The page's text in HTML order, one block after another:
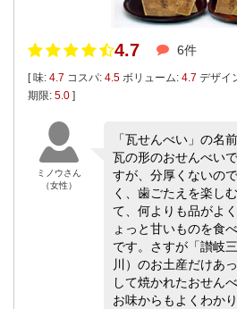
4.7 6件
[ 味: 4.7 コスパ: 4.5 ボリューム: 4.7 デザイ
期限: 5.0 ]
ミノウさん
（女性）
「瓦せんべい」の名
瓦の形のおせんべい
すが、分厚くないの
く、歯ごたえを楽し
て、何よりも品がよ
ょっと甘いものを食
です。さすが「讃岐
川）のお土産だけあ
して焼かれたおせん
お味からもよくわか